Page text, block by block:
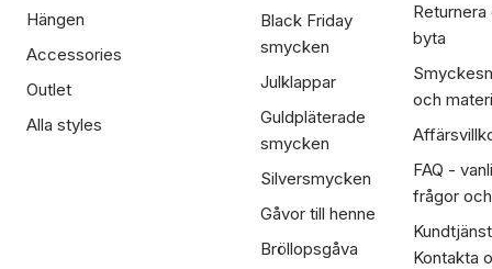
Hängen
Accessories
Outlet
Alla styles
Black Friday
smycken
Julklappar
Guldpläterade
smycken
Silversmycken
Gåvor till henne
Bröllopsgåva
Returnera
byta
och
FAQ -
frågor
Kontakta